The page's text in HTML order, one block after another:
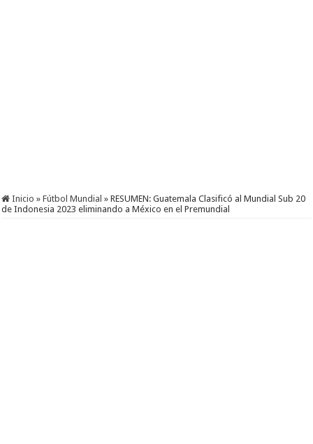
Inicio » Fútbol Mundial » RESUMEN: Guatemala Clasificó al Mundial Sub 20
de Indonesia 2023 eliminando a México en el Premundial